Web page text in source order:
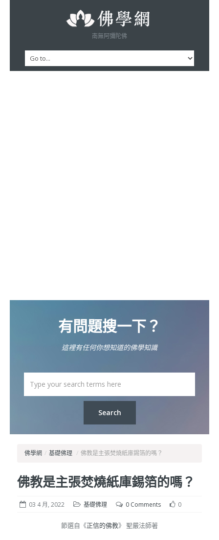
南無阿彌陀佛
有問題搜一下？
這裡有任何你想知道的佛學知識
佛學網 / 基礎佛理 / 佛教是主張焚燒紙庫錫箔的嗎？
佛教是主張焚燒紙庫錫箔的嗎？
03 4 月, 2022 基礎佛理 0 Comments 0
節選自《正信的佛教》 聖嚴法師著